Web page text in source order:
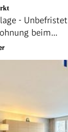
- Unbefristet
beim